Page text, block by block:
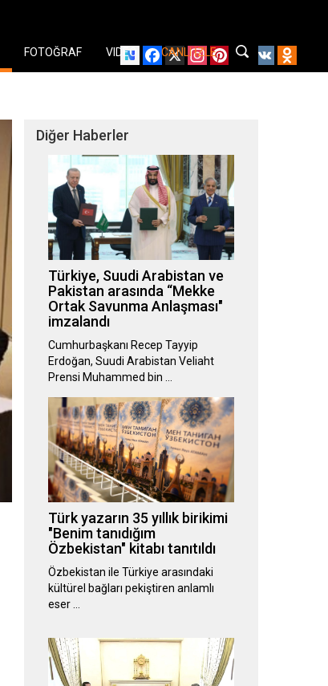
Facebook
X Instagram
PinterestYouTube
VK
FOTOĞRAF VIDEO CANLI İZLE
Diğer Haberler
Türkiye, Suudi Arabistan ve
Pakistan arasında “Mekke
Ortak Savunma Anlaşması"
imzalandı
Cumhurbaşkanı Recep Tayyip
Erdoğan, Suudi Arabistan Veliaht
Prensi Muhammed bin …
Türk yazarın 35 yıllık birikimi
"Benim tanıdığım
Özbekistan" kitabı tanıtıldı
Özbekistan ile Türkiye arasındaki
kültürel bağları pekiştiren anlamlı
eser …